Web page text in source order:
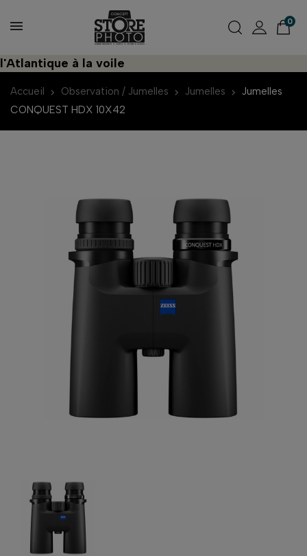
0
à la voile
Accueil Observation / Jumelles Jumelles
Jumelles
CONQUEST HDX 10X42